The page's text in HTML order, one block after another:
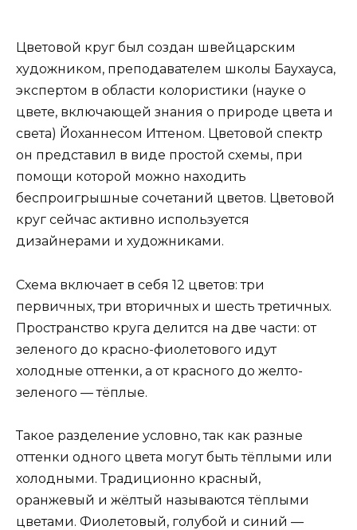
Цветовой круг был создан швейцарским
художником, преподавателем школы Баухауса,
экспертом в области колористики (науке о
цвете, включающей знания о природе цвета и
света) Йоханнесом Иттеном. Цветовой спектр
он представил в виде простой схемы, при
помощи которой можно находить
беспроигрышные сочетаний цветов. Цветовой
круг сейчас активно используется
дизайнерами и художниками.
Схема включает в себя 12 цветов: три
первичных, три вторичных и шесть третичных.
Пространство круга делится на две части: от
зеленого до красно-фиолетового идут
холодные оттенки, а от красного до желто-
зеленого — тёплые.
Такое разделение условно, так как разные
оттенки одного цвета могут быть тёплыми или
холодными. Традиционно красный,
оранжевый и жёлтый называются тёплыми
цветами. Фиолетовый, голубой и синий —